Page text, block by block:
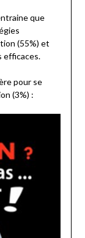
que
(55%) et
efficaces.
pour se
(3%) :